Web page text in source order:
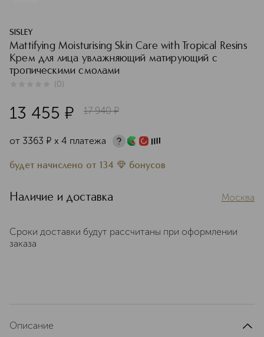
SISLEY
Mattifying Moisturising Skin Care with Tropical Resins
Крем для лица увлажняющий матирующий с
тропическими смолами
(0)
13 455 ¤ 17 940 ¤
от 3363 ¤ х 4 платежа
будет начислено от 134 бонусов
Наличие и доставка Москва
Сроки доставки будут рассчитаны при оформлении
заказа
Описание